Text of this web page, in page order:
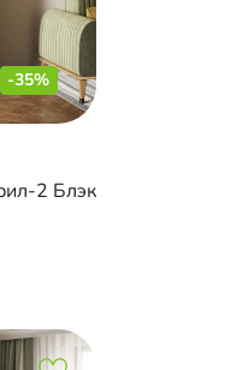
-35%
2 Блэк